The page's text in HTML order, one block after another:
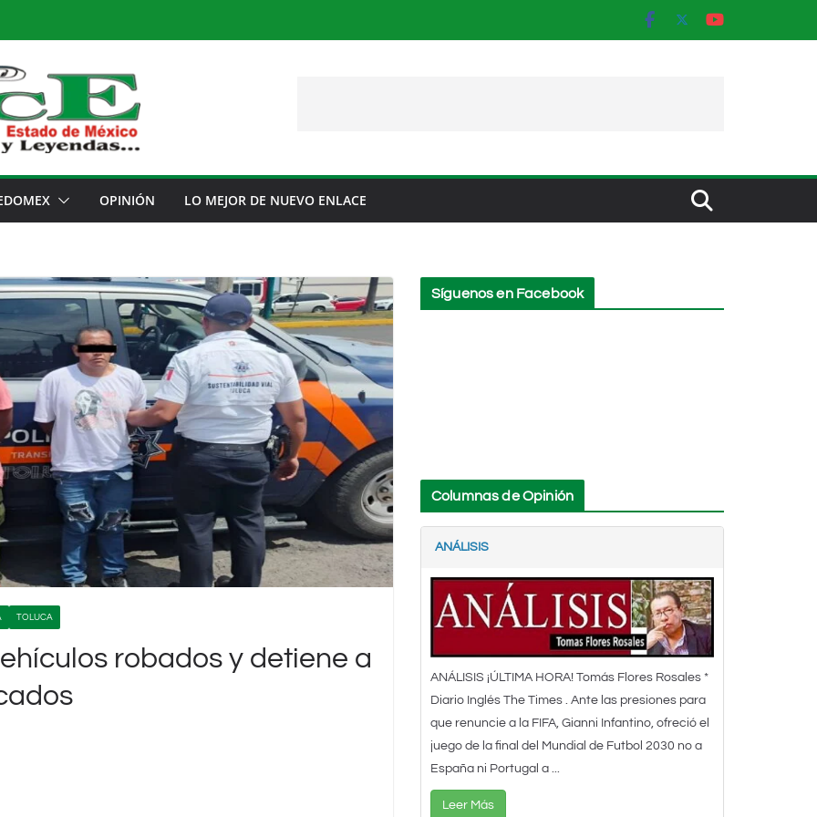
OPINIÓN LO MEJOR DE NUEVO ENLACE
TOLUCA
robados y detiene a
Síguenos en Facebook
Columnas de Opinión
ANÁLISIS
ANÁLISIS ¡ÚLTIMA HORA! Tomás Flores Rosales *
Diario Inglés The Times . Ante las presiones para
que renuncie a la FIFA, Gianni Infantino, ofreció el
juego de la final del Mundial de Futbol 2030 no a
España ni Portugal a ...
Leer Más